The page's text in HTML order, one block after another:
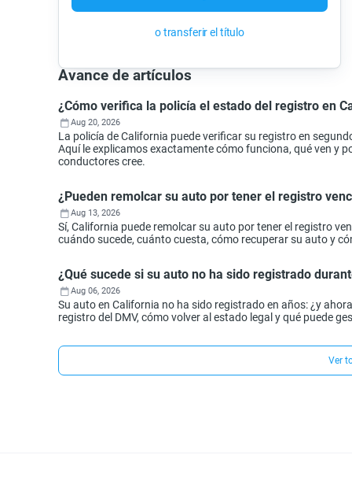
o transferir el título
Avance de artículos
¿Cómo verifica la policía el estado del registro en
Aug 20, 2026
La policía de California puede verificar su registro en
Aquí le explicamos exactamente cómo funciona, qué ven y
conductores cree.
¿Pueden remolcar su auto por tener el registro
Aug 13, 2026
Sí, California puede remolcar su auto por tener el registro
cuándo sucede, cuánto cuesta, cómo recuperar su auto y
¿Qué sucede si su auto no ha sido registrado
Aug 06, 2026
Su auto en California no ha sido registrado en años: ¿y
registro del DMV, cómo volver al estado legal y qué puede
Ver